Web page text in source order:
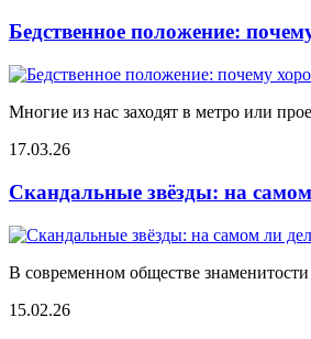
Бедственное положение:
Многие из нас заходят в метро или
17.03.26
Скандальные звёзды: на
В современном обществе
15.02.26